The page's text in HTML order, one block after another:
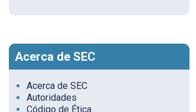
Acerca de SEC
Acerca de SEC
Autoridades
Código de Ética